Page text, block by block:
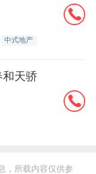
中式地产
和天骄
，所载内容仅供参